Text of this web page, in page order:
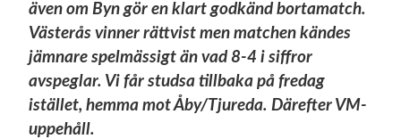
även om Byn gör en klart godkänd bortamatch.
Västerås vinner rättvist men matchen kändes
jämnare spelmässigt än vad 8-4 i siffror
avspeglar. Vi får studsa tillbaka på fredag
istället, hemma mot Åby/Tjureda. Därefter VM-
uppehåll.